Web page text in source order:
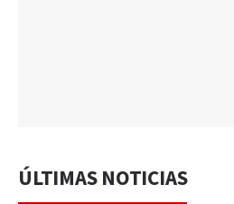
ÚLTIMAS NOTICIAS